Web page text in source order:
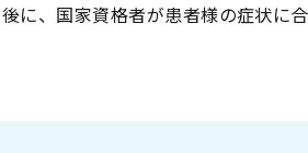
に、国家資格者が患者様の症状に